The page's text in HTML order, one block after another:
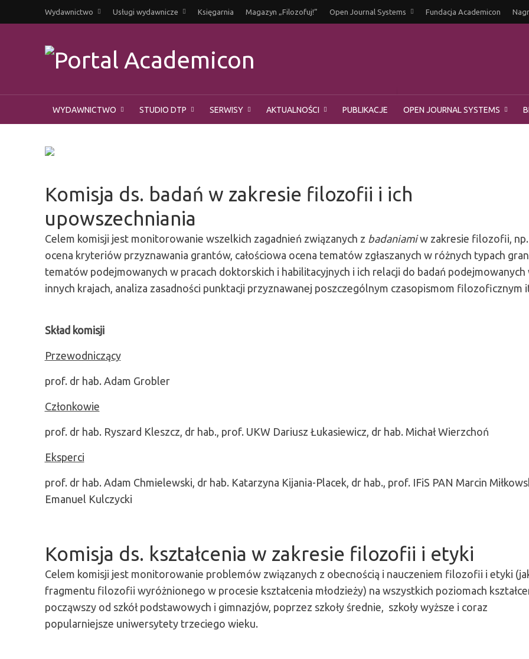
Wydawnictwo Usługi wydawnicze Księgarnia Magazyn „Filozofuj!” Open Journal Systems Fundacja Academicon
WYDAWNICTWO STUDIO DTP SERWISY AKTUALNOŚCI PUBLIKACJE OPEN JOURNAL SYSTEMS
Komisja ds. badań w zakresie filozofii i ich
upowszechniania
Celem komisji jest monitorowanie wszelkich zagadnień związanych z badaniamiw zakresie filozofii, np.
ocena kryteriów przyznawania grantów, całościowa ocena tematów zgłaszanych w różnych typach
tematów podejmowanych w pracach doktorskich i habilitacyjnych i ich relacji do badań podejmowanych
innych krajach, analiza zasadności punktacji przyznawanej poszczególnym czasopismom filozoficznym
Skład komisji
Przewodniczący
prof. dr hab. Adam Grobler
Członkowie
prof. dr hab. Ryszard Kleszcz, dr hab., prof. UKW Dariusz Łukasiewicz, dr hab. Michał Wierzchoń
Eksperci
prof. dr hab. Adam Chmielewski, dr hab. Katarzyna Kijania-Placek, dr hab., prof. IFiS PAN Marcin
Emanuel Kulczycki
Komisja ds. kształcenia w zakresie filozofii i etyki
Celem komisji jest monitorowanie problemów związanych z obecnością i nauczeniem filozofii i etyki
fragmentu filozofii wyróżnionego w procesie kształcenia młodzieży) na wszystkich poziomach
począwszy od szkół podstawowych i gimnazjów, poprzez szkoły średnie, szkoły wyższe i coraz
popularniejsze uniwersytety trzeciego wieku.